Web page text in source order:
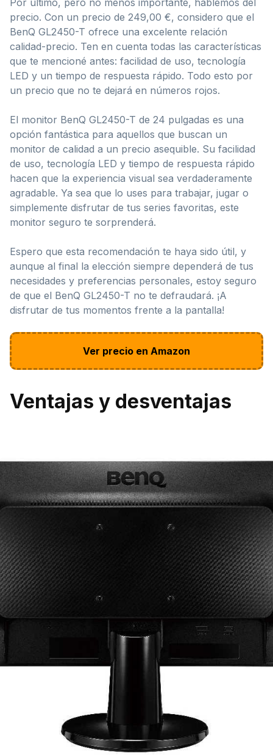
precio. Con un precio de 249,00 €, considero que el
BenQ GL2450-T ofrece una excelente relación
calidad-precio. Ten en cuenta todas las características
que te mencioné antes: facilidad de uso, tecnología
LED y un tiempo de respuesta rápido. Todo esto por
un precio que no te dejará en números rojos.
El monitor BenQ GL2450-T de 24 pulgadas es una
opción fantástica para aquellos que buscan un
monitor de calidad a un precio asequible. Su facilidad
de uso, tecnología LED y tiempo de respuesta rápido
hacen que la experiencia visual sea verdaderamente
agradable. Ya sea que lo uses para trabajar, jugar o
simplemente disfrutar de tus series favoritas, este
monitor seguro te sorprenderá.
Espero que esta recomendación te haya sido útil, y
aunque al final la elección siempre dependerá de tus
necesidades y preferencias personales, estoy seguro
de que el BenQ GL2450-T no te defraudará. ¡A
disfrutar de tus momentos frente a la pantalla!
Ver precio en Amazon
Ventajas y desventajas